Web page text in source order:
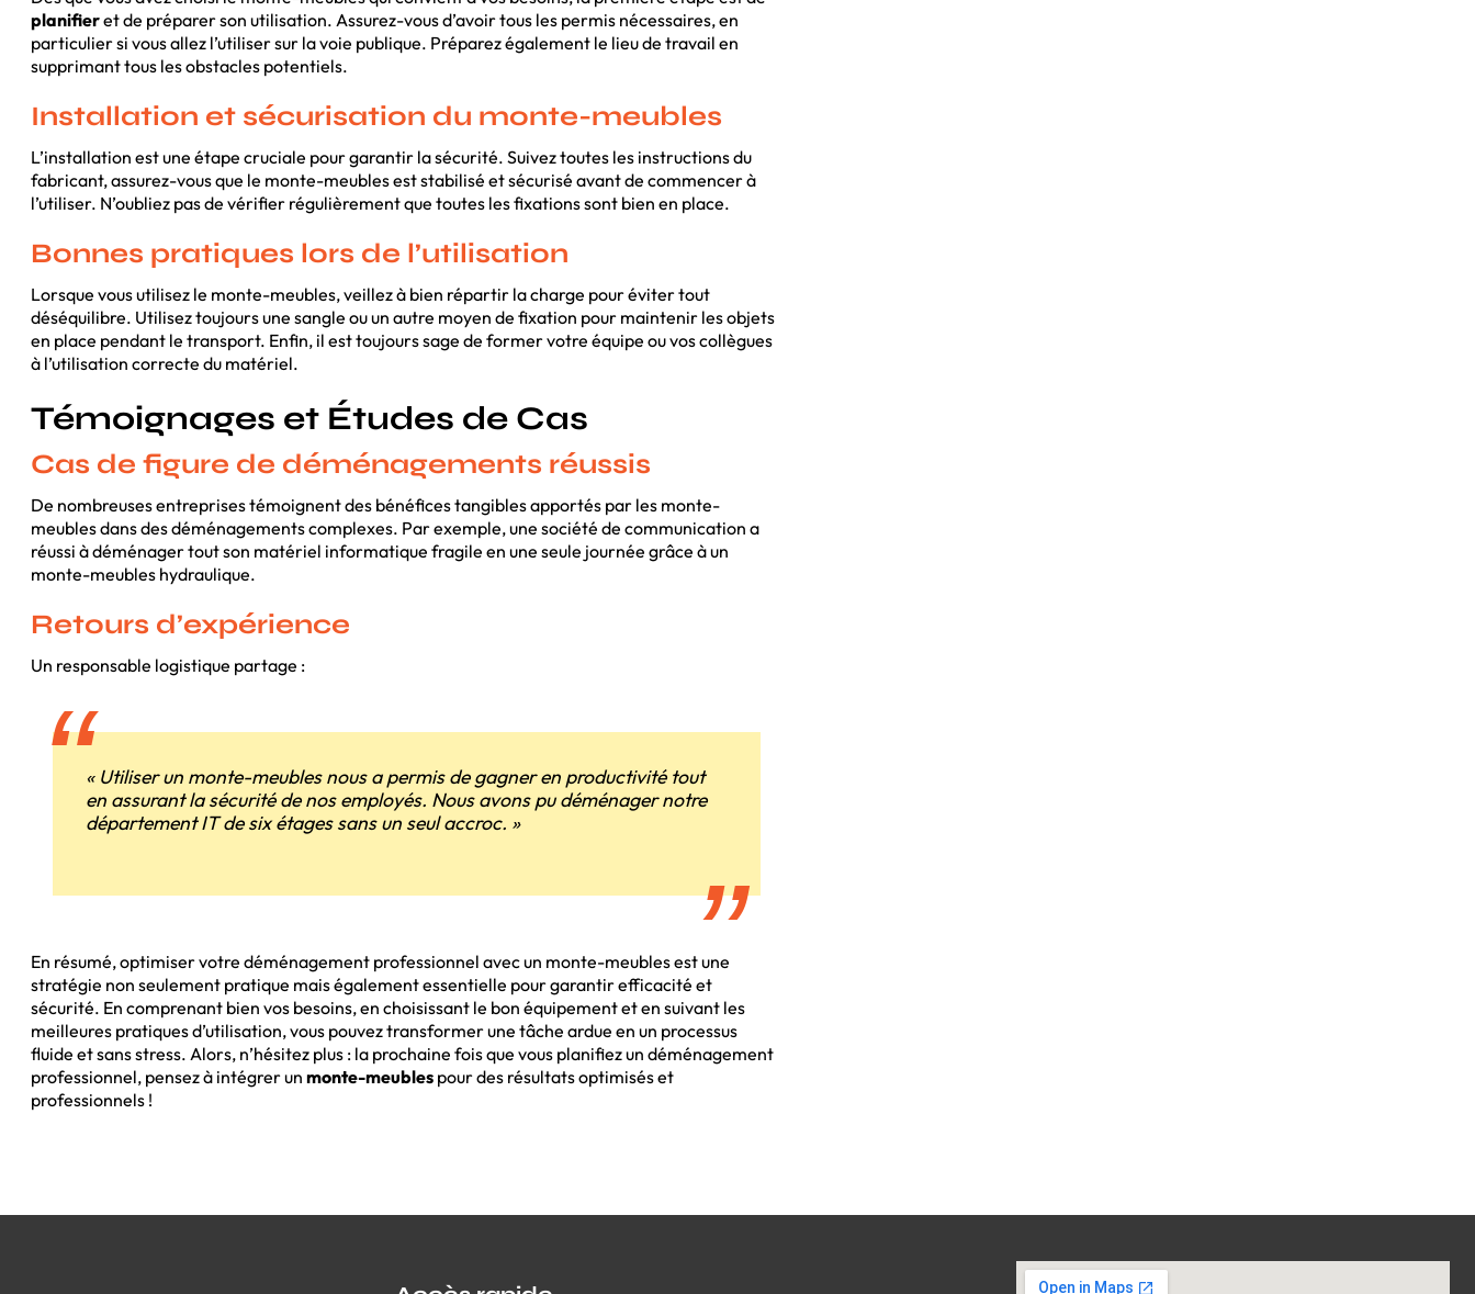
planifieret de préparer son utilisation. Assurez-vous d’avoir tous les permis nécessaires, en
particulier si vous allez l’utiliser sur la voie publique. Préparez également le lieu de travail en
supprimant tous les obstacles potentiels.
Installation et sécurisation du monte-meubles
L’installation est une étape cruciale pour garantir la sécurité. Suivez toutes les instructions du
fabricant, assurez-vous que le monte-meubles est stabilisé et sécurisé avant de commencer à
l’utiliser. N’oubliez pas de vérifier régulièrement que toutes les fixations sont bien en place.
Bonnes pratiques lors de l’utilisation
Lorsque vous utilisez le monte-meubles, veillez à bien répartir la charge pour éviter tout
déséquilibre. Utilisez toujours une sangle ou un autre moyen de fixation pour maintenir les objets
en place pendant le transport. Enfin, il est toujours sage de former votre équipe ou vos collègues
à l’utilisation correcte du matériel.
Témoignages et Études de Cas
Cas de figure de déménagements réussis
De nombreuses entreprises témoignent des bénéfices tangibles apportés par les monte-
meubles dans des déménagements complexes. Par exemple, une société de communication a
réussi à déménager tout son matériel informatique fragile en une seule journée grâce à un
monte-meubles hydraulique.
Retours d’expérience
Un responsable logistique partage :
« Utiliser un monte-meubles nous a permis de gagner en productivité tout
en assurant la sécurité de nos employés. Nous avons pu déménager notre
département IT de six étages sans un seul accroc. »
En résumé, optimiser votre déménagement professionnel avec un monte-meubles est une
stratégie non seulement pratique mais également essentielle pour garantir efficacité et
sécurité. En comprenant bien vos besoins, en choisissant le bon équipement et en suivant les
meilleures pratiques d’utilisation, vous pouvez transformer une tâche ardue en un processus
fluide et sans stress. Alors, n’hésitez plus : la prochaine fois que vous planifiez un déménagement
professionnel, pensez à intégrer un monte-meubles pour des résultats optimisés et
professionnels !